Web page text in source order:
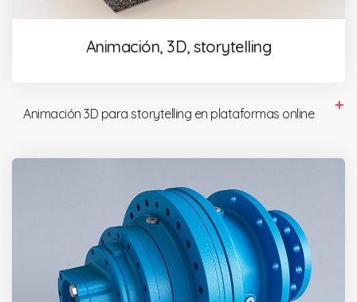
Animación, 3D, storytelling
Animación 3D para storytelling en plataformas online